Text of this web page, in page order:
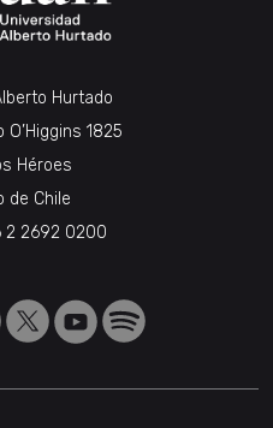
Hurtado
1825
Héroes
de Chile
2 2692 0200